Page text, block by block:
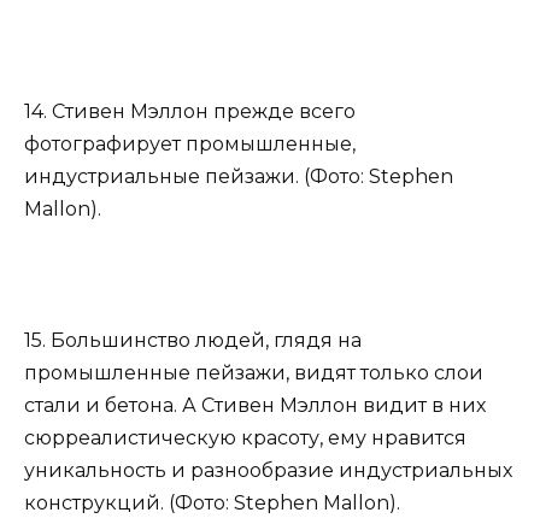
14. Стивен Мэллон прежде всего
фотографирует промышленные,
индустриальные пейзажи. (Фото: Stephen
Mallon).
15. Большинство людей, глядя на
промышленные пейзажи, видят только слои
стали и бетона. А Стивен Мэллон видит в них
сюрреалистическую красоту, ему нравится
уникальность и разнообразие индустриальных
конструкций. (Фото: Stephen Mallon).